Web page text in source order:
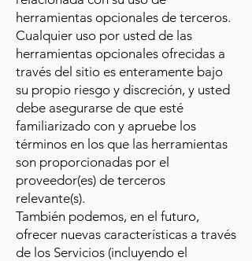
herramientas opcionales de terceros.
Cualquier uso por usted de las
herramientas opcionales ofrecidas a
través del sitio es enteramente bajo
su propio riesgo y discreción, y usted
debe asegurarse de que esté
familiarizado con y apruebe los
términos en los que las herramientas
son proporcionadas por el
proveedor(es) de terceros
relevante(s).
También podemos, en el futuro,
ofrecer nuevas características a través
de los Servicios (incluyendo el